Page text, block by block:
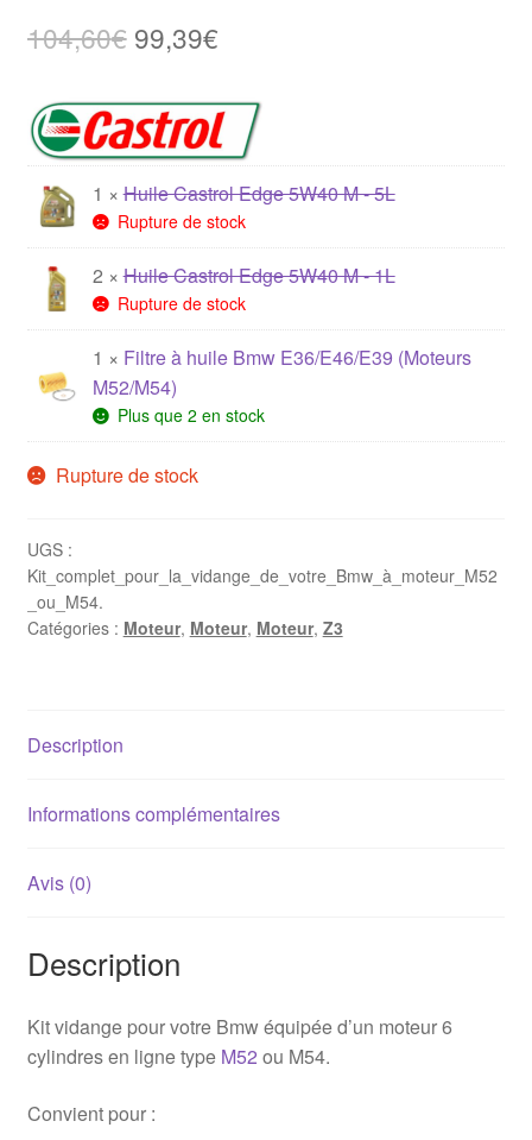
104,60€ Le
initial
était :
104,60€.
99,39€Le
actuel
est :
99,39€.
1 ×Huile Castrol Edge 5W40 M - 5L
Rupture de stock
2 ×Huile Castrol Edge 5W40 M - 1L
Rupture de stock
1 × Filtre à huile Bmw E36/E46/E39 (Moteurs
M52/M54)
Plus que 2 en stock
Rupture de stock
UGS :
Kit_complet_pour_la_vidange_de_votre_Bmw_à_moteur_M52
_ou_M54.
Catégories : Moteur, Moteur, Moteur, Z3
Description
Informations complémentaires
Avis (0)
Description
Kit vidange pour votre Bmw équipée d’un moteur 6
cylindres en ligne type M52 ou M54.
Convient pour :